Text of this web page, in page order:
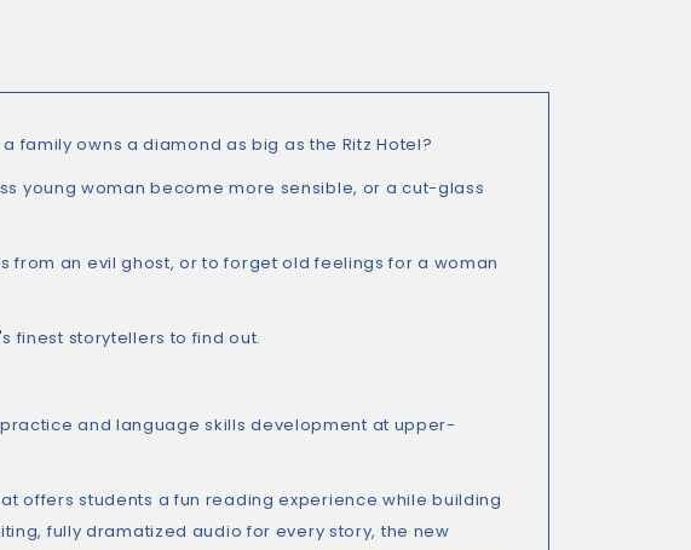
family owns a diamond as big as the Ritz Hotel?
young woman become more sensible, or a cut-glass
from an evil ghost, or to forget old feelings for a woman
finest storytellers to find out.
and language skills development at upper-
offers students a fun reading experience while building
fully dramatized audio for every story, the new